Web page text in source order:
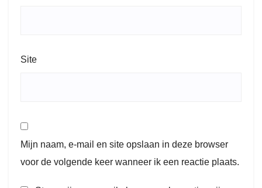
Site
Mijn naam, e-mail en site opslaan in deze browser
voor de volgende keer wanneer ik een reactie plaats.